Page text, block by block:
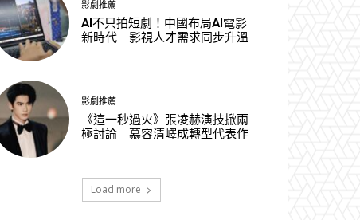
影劇推薦
AI不只拍短劇！中國布局AI電影
新時代 影視人才需求同步升溫
影劇推薦
《這一秒過火》張凌赫演技掀兩
極討論 慕容清嶧成轉型代表作
Load more